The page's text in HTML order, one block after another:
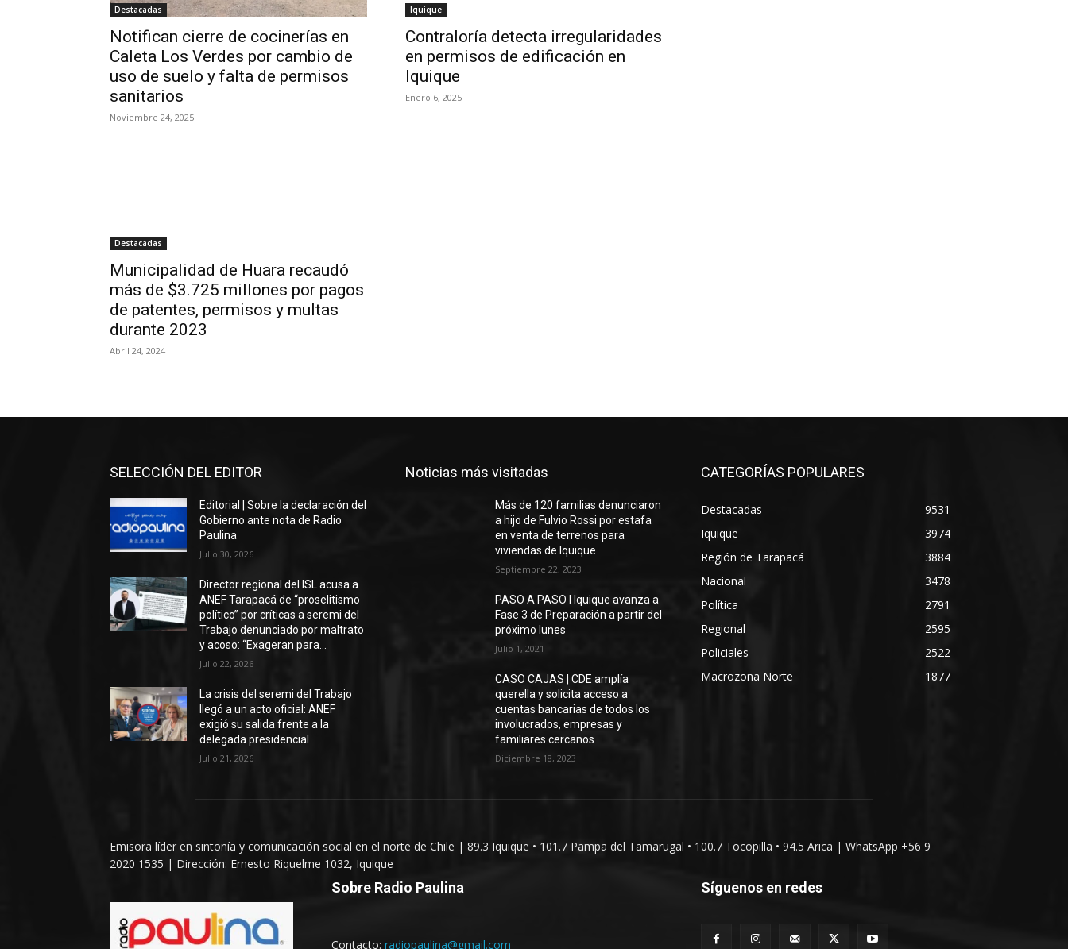
Destacadas
Notifican cierre de cocinerías en
Caleta Los Verdes por cambio de
uso de suelo y falta de permisos
sanitarios
Noviembre 24, 2025
Iquique
Contraloría detecta irregularidades
en permisos de edificación en
Iquique
Enero 6, 2025
Destacadas
Municipalidad de Huara recaudó
más de $3.725 millones por pagos
de patentes, permisos y multas
durante 2023
Abril 24, 2024
SELECCIÓN DEL EDITOR
Editorial | Sobre la declaración del
Gobierno ante nota de Radio
Paulina
Julio 30, 2026
Director regional del ISL acusa a
ANEF Tarapacá de “proselitismo
político” por críticas a seremi del
Trabajo denunciado por maltrato
y acoso: “Exageran para...
Julio 22, 2026
La crisis del seremi del Trabajo
llegó a un acto oficial: ANEF
exigió su salida frente a la
delegada presidencial
Julio 21, 2026
Noticias más visitadas
Más de 120 familias denunciaron
a hijo de Fulvio Rossi por estafa
en venta de terrenos para
viviendas de Iquique
Septiembre 22, 2023
PASO A PASO I Iquique avanza a
Fase 3 de Preparación a partir del
próximo lunes
Julio 1, 2021
CASO CAJAS | CDE amplía
querella y solicita acceso a
cuentas bancarias de todos los
involucrados, empresas y
familiares cercanos
Diciembre 18, 2023
CATEGORÍAS POPULARES
Destacadas
9531
Iquique
3974
Región de Tarapacá
3884
Nacional
3478
Política
2791
Regional
2595
Policiales
2522
Macrozona Norte
1877
Emisora líder en sintonía y comunicación social en el norte de Chile | 89.3 Iquique • 101.7 Pampa del Tamarugal • 100.7 Tocopilla • 94.5 Arica | WhatsApp +56 9
2020 1535 | Dirección: Ernesto Riquelme 1032, Iquique
Sobre Radio Paulina
Contacto: radiopaulina@gmail.com
Síguenos en redes